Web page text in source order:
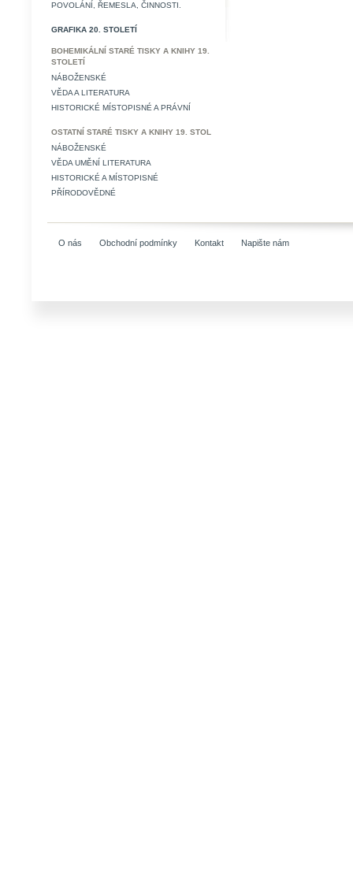
POVOLÁNÍ, ŘEMESLA, ČINNOSTI.
GRAFIKA 20. STOLETÍ
BOHEMIKÁLNÍ STARÉ TISKY A KNIHY 19.
STOLETÍ
NÁBOŽENSKÉ
VĚDA A LITERATURA
HISTORICKÉ MÍSTOPISNÉ A PRÁVNÍ
OSTATNÍ STARÉ TISKY A KNIHY 19. STOL
NÁBOŽENSKÉ
VĚDA UMĚNÍ LITERATURA
HISTORICKÉ A MÍSTOPISNÉ
PŘÍRODOVĚDNÉ
O nás Obchodní podmínky Kontakt Napište nám